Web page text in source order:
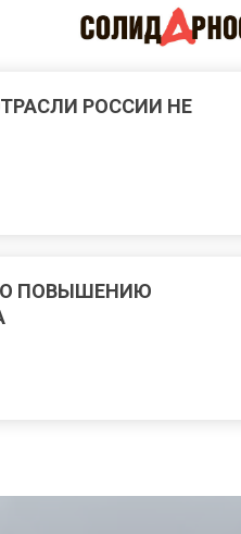
РОССИИ НЕ
ПОВЫШЕНИЮ